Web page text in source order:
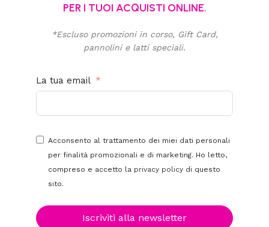
PER I TUOI ACQUISTI ONLINE.
*Escluso promozioni in corso, Gift Card,
pannolini e latti speciali.
La tua email
Acconsento al trattamento dei miei dati personali
per finalità promozionali e di marketing. Ho letto,
compreso e accetto la privacy policy di questo
sito.
Iscriviti alla newsletter